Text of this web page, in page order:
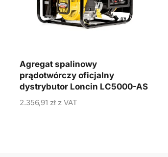
Agregat spalinowy
prądotwórczy oficjalny
dystrybutor Loncin LC5000-AS
2.356,91 złz VAT